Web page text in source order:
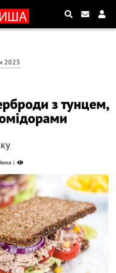
2025
з тунцем,